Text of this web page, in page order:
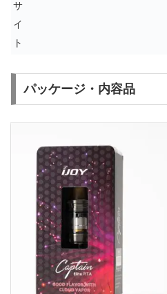
サ
イ
ト
パッケージ・内容品